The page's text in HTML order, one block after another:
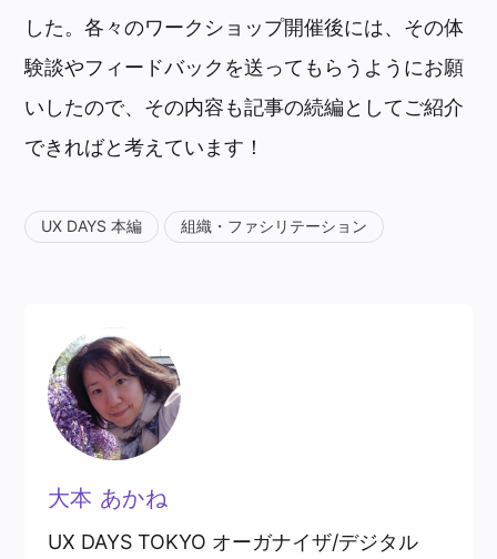
した。各々のワークショップ開催後には、その体
験談やフィードバックを送ってもらうようにお願
いしたので、その内容も記事の続編としてご紹介
できればと考えています！
UX DAYS 本編 組織・ファシリテーション
大本 あかね
UX DAYS TOKYO オーガナイザ/デジタル